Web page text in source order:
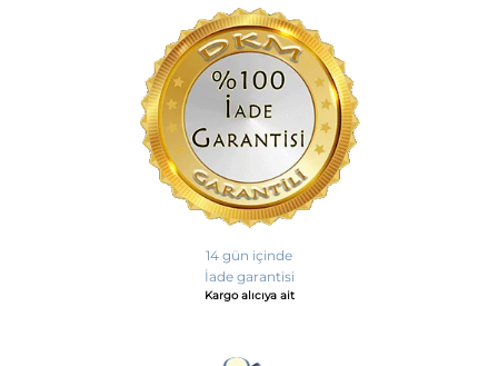
14 gün içinde
İade garantisi
Kargo alıcıya ait